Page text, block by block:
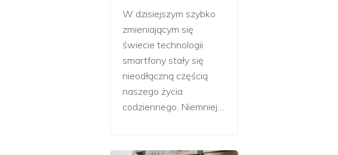
W dzisiejszym szybko
zmieniającym się
świecie technologii
smartfony stały się
nieodłączną częścią
naszego życia
codziennego. Niemniej…